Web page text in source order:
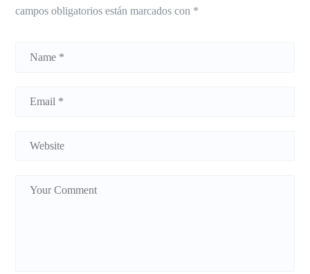
campos obligatorios están marcados con *